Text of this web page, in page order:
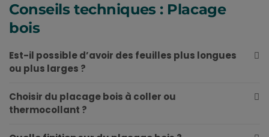
Conseils techniques : Placage
bois
Est-il possible d’avoir des feuilles plus longues
ou plus larges ?
Choisir du placage bois à coller ou
thermocollant ?